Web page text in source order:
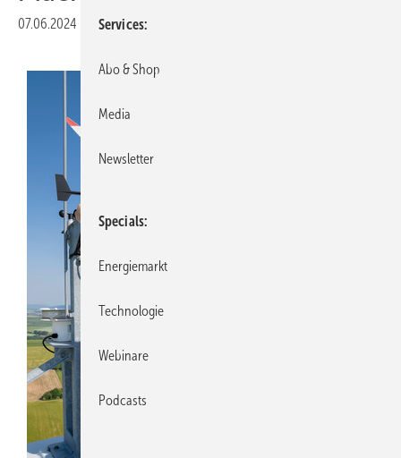
07.06.2024 Veröffentlicht in
Services
Abo & Shop
Media
Newsletter
Specials
Energiemarkt
Technologie
Webinare
Podcasts